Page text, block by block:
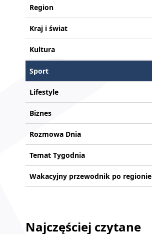
Region
Kraj i świat
Kultura
Sport
Lifestyle
Biznes
Rozmowa Dnia
Temat Tygodnia
Wakacyjny przewodnik po regionie
Najczęściej czytane